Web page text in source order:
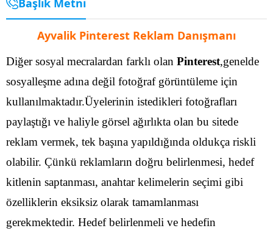
Ayvalik Pinterest Reklam Danışmanı
Diğer sosyal mecralardan farklı olan Pinterest,genelde
sosyalleşme adına değil fotoğraf görüntüleme için
kullanılmaktadır.Üyelerinin istedikleri fotoğrafları
paylaştığı ve haliyle görsel ağırlıkta olan bu sitede
reklam vermek, tek başına yapıldığında oldukça riskli
olabilir. Çünkü reklamların doğru belirlenmesi, hedef
kitlenin saptanması, anahtar kelimelerin seçimi gibi
özelliklerin eksiksiz olarak tamamlanması
gerekmektedir. Hedef belirlenmeli ve hedefin